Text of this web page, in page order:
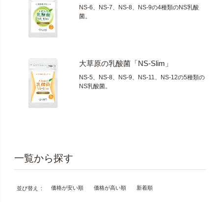
NS-6、NS-7、NS-8、NS-9の4種類のNS乳酸
菌。
大草原の乳酸菌「NS-Slim」
NS-5、NS-8、NS-9、NS-11、NS-12の5種類の
NS乳酸菌。
並び替え 価格が安い順 価格が高い順 新着順